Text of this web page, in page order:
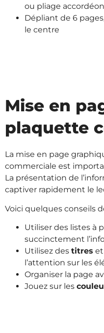
ou pliage accordéon
Dépliant de 6
le centre
Mise en
plaquette
La mise en page
commerciale est
La présentation de
captiver rapidement le
Voici quelques conseils
Utiliser des listes à
succinctement
Utilisez des titres
l’attention sur les
Organiser la page
Jouez sur les